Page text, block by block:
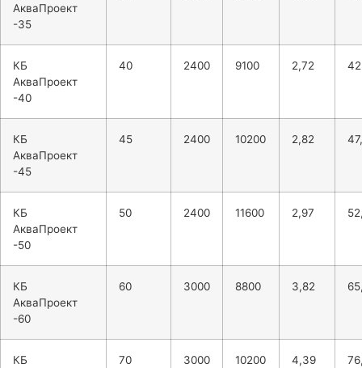
АкваПроект
-35
КБ
АкваПроект
-40
40 2400 9100 2,72
КБ
АкваПроект
-45
45 2400 10200 2,82
КБ
АкваПроект
-50
50 2400 11600 2,97
КБ
АкваПроект
-60
60 3000 8800 3,82
КБ
70 3000 10200 4,39